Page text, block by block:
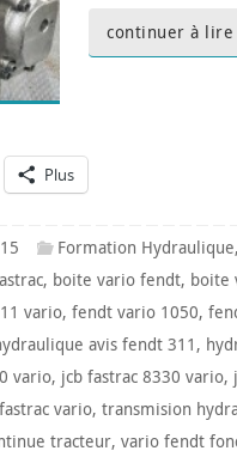
continuer à lire
Plus
Formation Hydraulique,
, boite vario fendt, boite
vario, fendt vario 1050,
avis fendt 311 ,
vario, jcb fastrac 8330 vario,
vario, transmision
tracteur, vario fendt